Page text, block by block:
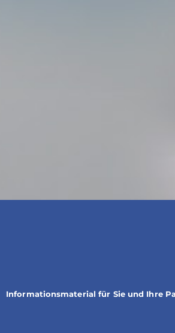
Informationsmaterial für Sie und Ihre